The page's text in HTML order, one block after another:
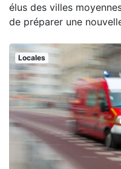
élus des villes
de préparer une
Locales